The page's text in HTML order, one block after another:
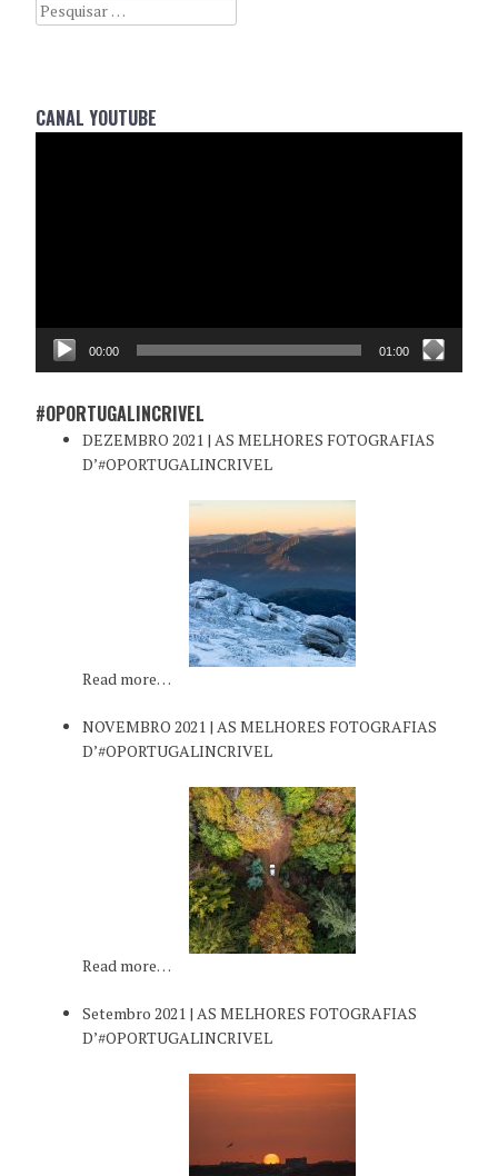
Search
CANAL YOUTUBE
00:00 01:00
#OPORTUGALINCRIVEL
DEZEMBRO 2021 | AS MELHORES FOTOGRAFIAS
D’#OPORTUGALINCRIVEL
Read more…
NOVEMBRO 2021 | AS MELHORES FOTOGRAFIAS
D’#OPORTUGALINCRIVEL
Read more…
Setembro 2021 | AS MELHORES FOTOGRAFIAS
D’#OPORTUGALINCRIVEL